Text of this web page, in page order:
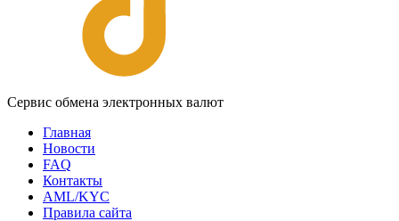
Сервис обмена электронных валют
Главная
Новости
FAQ
Контакты
AML/KYC
Правила сайта